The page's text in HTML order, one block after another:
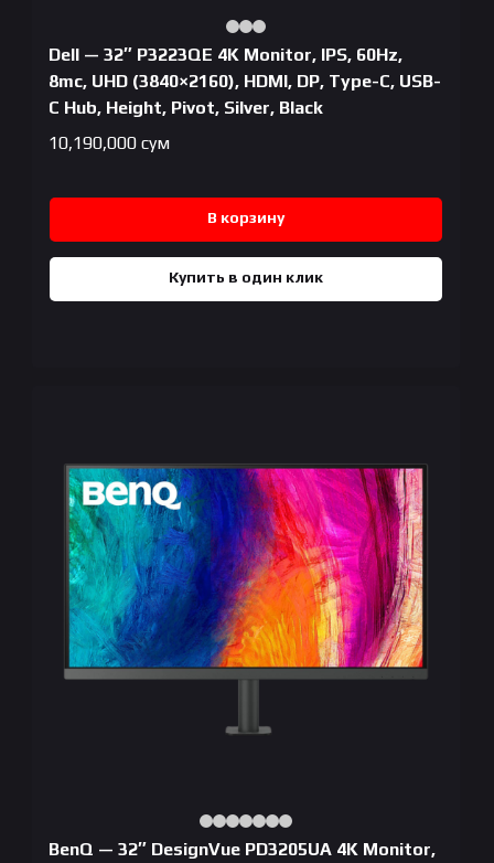
Dell — 32″ P3223QE 4K Monitor, IPS, 60Hz,
8mc, UHD (3840×2160), HDMI, DP, Type-C, USB-
C Hub, Height, Pivot, Silver, Black
10,190,000 сум
В корзину
Купить в один клик
BenQ — 32″ DesignVue PD3205UA 4K Monitor,